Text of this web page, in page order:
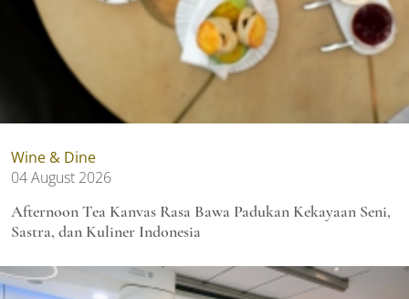
Wine & Dine
04 August 2026
Afternoon Tea Kanvas Rasa Bawa Padukan Kekayaan Seni,
Sastra, dan Kuliner Indonesia